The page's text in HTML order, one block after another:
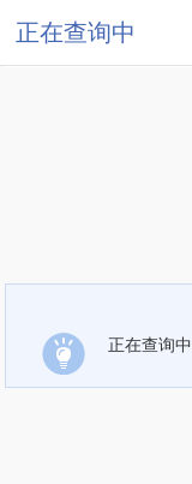
正在查询中
正在查询